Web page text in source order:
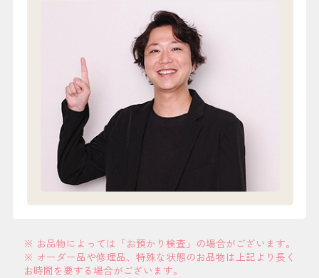
※ お品物によっては「お預かり検査」の場合がございます。
※ オーダー品や修理品、特殊な状態のお品物は上記より長く
お時間を要する場合がございます。